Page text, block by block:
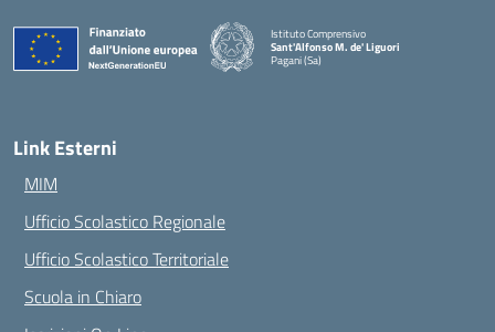
Istituto Comprensivo
Sant'Alfonso M. de' Liguori
Pagani (Sa)
— Visita la pagina iniziale della scuola
Link Esterni
MIM
Ufficio Scolastico Regionale
Ufficio Scolastico Territoriale
Scuola in Chiaro